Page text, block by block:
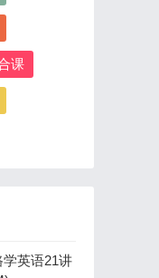
课
英语21讲